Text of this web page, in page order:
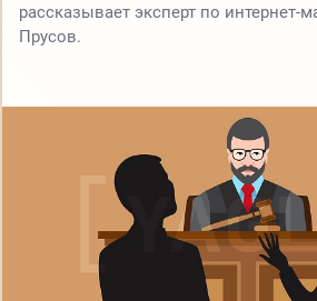
рассказывает эксперт по интернет-
Прусов.